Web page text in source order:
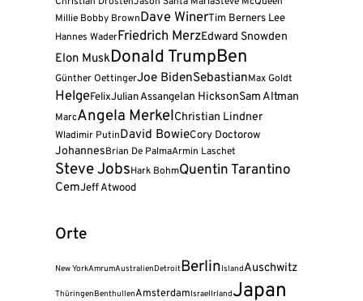
Millie Bobby BrownDave WinerTim Berners Lee
Hannes WaderFriedrich MerzEdward Snowden
Elon MuskDonald TrumpBen
Günther OettingerJoe BidenSebastianMax Goldt
HelgeFelixJulian AssangeIan HicksonSam Altman
MarcAngela MerkelChristian Lindner
Wladimir PutinDavid BowieCory Doctorow
JohannesBrian De PalmaArmin Laschet
Steve JobsHark BohmQuentin Tarantino
CemJeff Atwood
Orte
New YorkAmrumAustralienDetroitBerlinIslandAuschwitz
ThüringenBenthullenAmsterdamIsraelIrlandJapan